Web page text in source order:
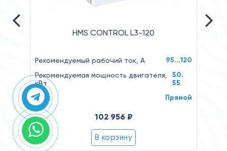
HMS CONTROL L3-120
Рекомендуемый рабочий ток, А 95...120
Рекомендуемая мощность двигателя,
кВт
50.
55
Пуск Прямой
102 956 ₽
В корзину